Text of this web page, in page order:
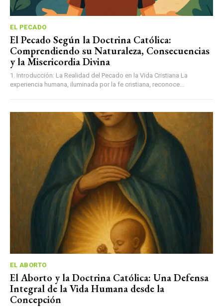
EL PECADO
El Pecado Según la Doctrina Católica:
Comprendiendo su Naturaleza, Consecuencias
y la Misericordia Divina
1. Introducción: La Realidad del Pecado en la Vida Cristiana La
experiencia humana, iluminada por la fe cristiana, reconoce...
EL ABORTO
El Aborto y la Doctrina Católica: Una Defensa
Integral de la Vida Humana desde la
Concepción